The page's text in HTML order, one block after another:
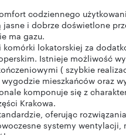
codziennego
i dobrze doświetlone
ma gazu.
lokatorskiej za
Istnieje możliwość
( szybkie
mieszkańców oraz
komponuje się z
Krakowa.
oferując
systemy